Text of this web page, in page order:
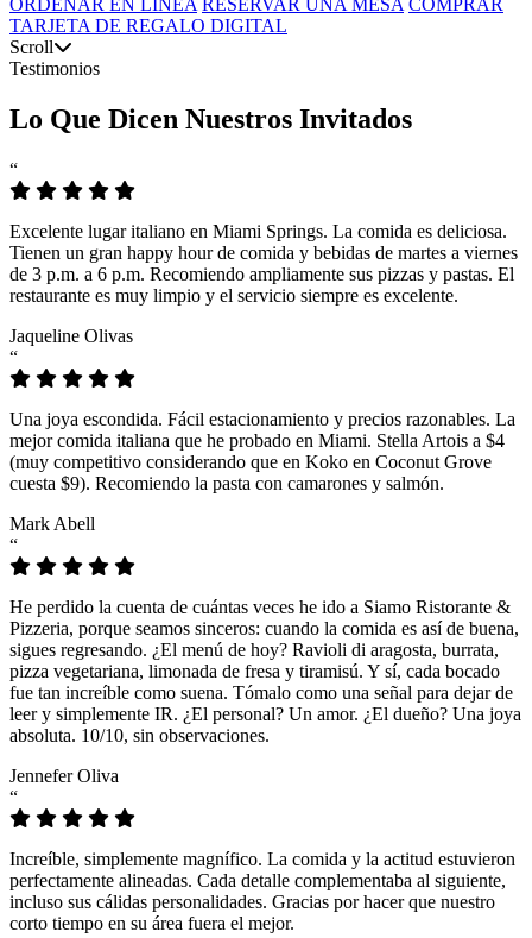
TARJETA DE REGALO DIGITAL
Scroll
Testimonios
Lo Que Dicen Nuestros Invitados
“
Excelente lugar italiano en Miami Springs. La comida es deliciosa.
Tienen un gran happy hour de comida y bebidas de martes a viernes
de 3 p.m. a 6 p.m. Recomiendo ampliamente sus pizzas y pastas. El
restaurante es muy limpio y el servicio siempre es excelente.
Jaqueline Olivas
“
Una joya escondida. Fácil estacionamiento y precios razonables. La
mejor comida italiana que he probado en Miami. Stella Artois a $4
(muy competitivo considerando que en Koko en Coconut Grove
cuesta $9). Recomiendo la pasta con camarones y salmón.
Mark Abell
“
He perdido la cuenta de cuántas veces he ido a Siamo Ristorante &
Pizzeria, porque seamos sinceros: cuando la comida es así de buena,
sigues regresando. ¿El menú de hoy? Ravioli di aragosta, burrata,
pizza vegetariana, limonada de fresa y tiramisú. Y sí, cada bocado
fue tan increíble como suena. Tómalo como una señal para dejar de
leer y simplemente IR. ¿El personal? Un amor. ¿El dueño? Una joya
absoluta. 10/10, sin observaciones.
Jennefer Oliva
“
Increíble, simplemente magnífico. La comida y la actitud estuvieron
perfectamente alineadas. Cada detalle complementaba al siguiente,
incluso sus cálidas personalidades. Gracias por hacer que nuestro
corto tiempo en su área fuera el mejor.